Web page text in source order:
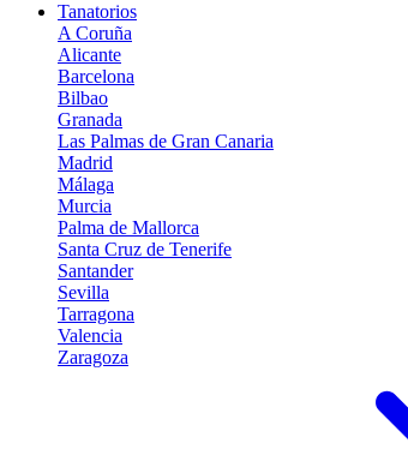
Tanatorios
A Coruña
Alicante
Barcelona
Bilbao
Granada
Las Palmas de Gran Canaria
Madrid
Málaga
Murcia
Palma de Mallorca
Santa Cruz de Tenerife
Santander
Sevilla
Tarragona
Valencia
Zaragoza